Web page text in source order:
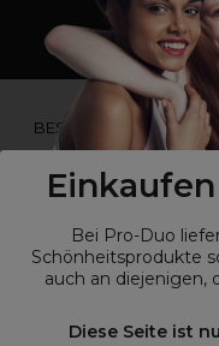
Bei Pro-Duo
Schönheitsprodukte
auch an diejenigen,
Diese Seite ist
*Du
BESUCHE
UNSERE